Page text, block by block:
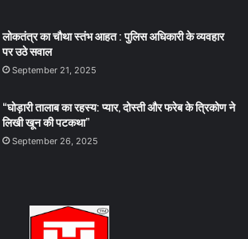
लोकतंत्र का चौथा स्तंभ आहत : पुलिस अधिकारी के व्यवहार
पर उठे सवाल
September 21, 2025
“घोड़ारी तालाब का रहस्य: प्यार, दोस्ती और फरेब के त्रिकोण ने
लिखी खून की पटकथा”
September 26, 2025